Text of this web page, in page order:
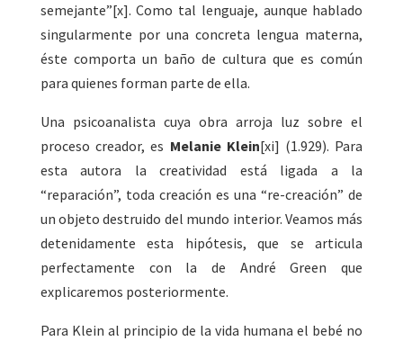
semejante”[x]. Como tal lenguaje, aunque hablado
singularmente por una concreta lengua materna,
éste comporta un baño de cultura que es común
para quienes forman parte de ella.
Una psicoanalista cuya obra arroja luz sobre el
proceso creador, es Melanie Klein[xi] (1.929). Para
esta autora la creatividad está ligada a la
“reparación”, toda creación es una “re-creación” de
un objeto destruido del mundo interior. Veamos más
detenidamente esta hipótesis, que se articula
perfectamente con la de André Green que
explicaremos posteriormente.
Para Klein al principio de la vida humana el bebé no